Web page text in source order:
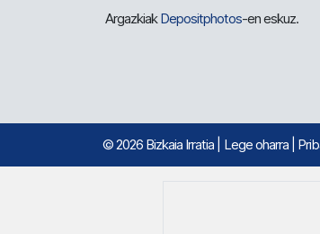
ArgazkiakDepositphotos-en eskuz.
© 2026 Bizkaia Irratia Lege oharra